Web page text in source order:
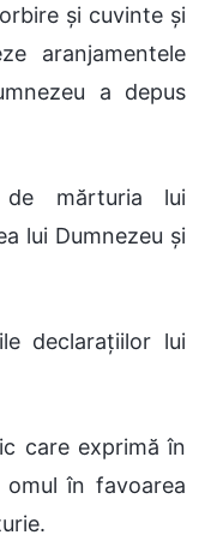
și cuvinte și
aranjamentele
a depus
mărturia lui
lui Dumnezeu și
declarațiilor lui
care exprimă în
în favoarea